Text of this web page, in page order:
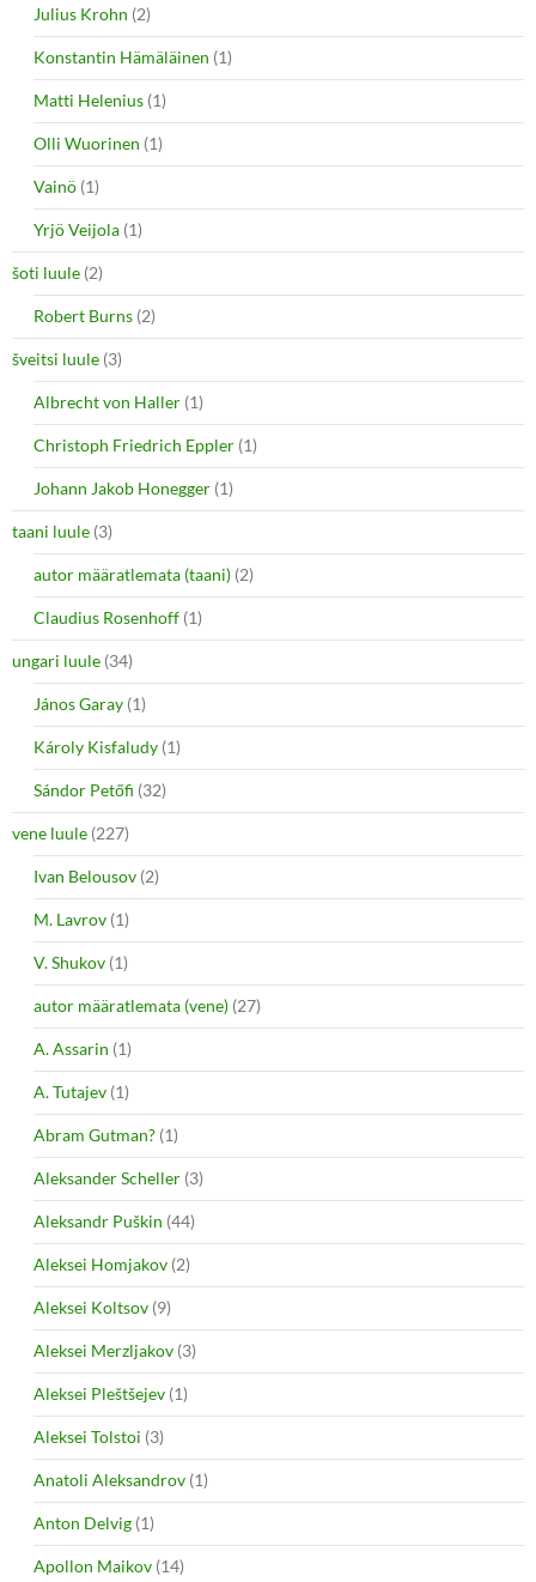
Julius Krohn (2)
Konstantin Hämäläinen (1)
Matti Helenius (1)
Olli Wuorinen (1)
Vainö (1)
Yrjö Veijola (1)
šoti luule (2)
Robert Burns (2)
šveitsi luule (3)
Albrecht von Haller (1)
Christoph Friedrich Eppler (1)
Johann Jakob Honegger (1)
taani luule (3)
autor määratlemata (taani) (2)
Claudius Rosenhoff (1)
ungari luule (34)
János Garay (1)
Károly Kisfaludy (1)
Sándor Petőfi (32)
vene luule (227)
Ivan Belousov (2)
M. Lavrov (1)
V. Shukov (1)
autor määratlemata (vene) (27)
A. Assarin (1)
A. Tutajev (1)
Abram Gutman? (1)
Aleksander Scheller (3)
Aleksandr Puškin (44)
Aleksei Homjakov (2)
Aleksei Koltsov (9)
Aleksei Merzljakov (3)
Aleksei Pleštšejev (1)
Aleksei Tolstoi (3)
Anatoli Aleksandrov (1)
Anton Delvig (1)
Apollon Maikov (14)